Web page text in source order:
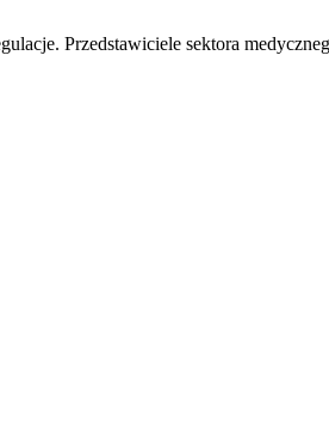
Przedstawiciele sektora